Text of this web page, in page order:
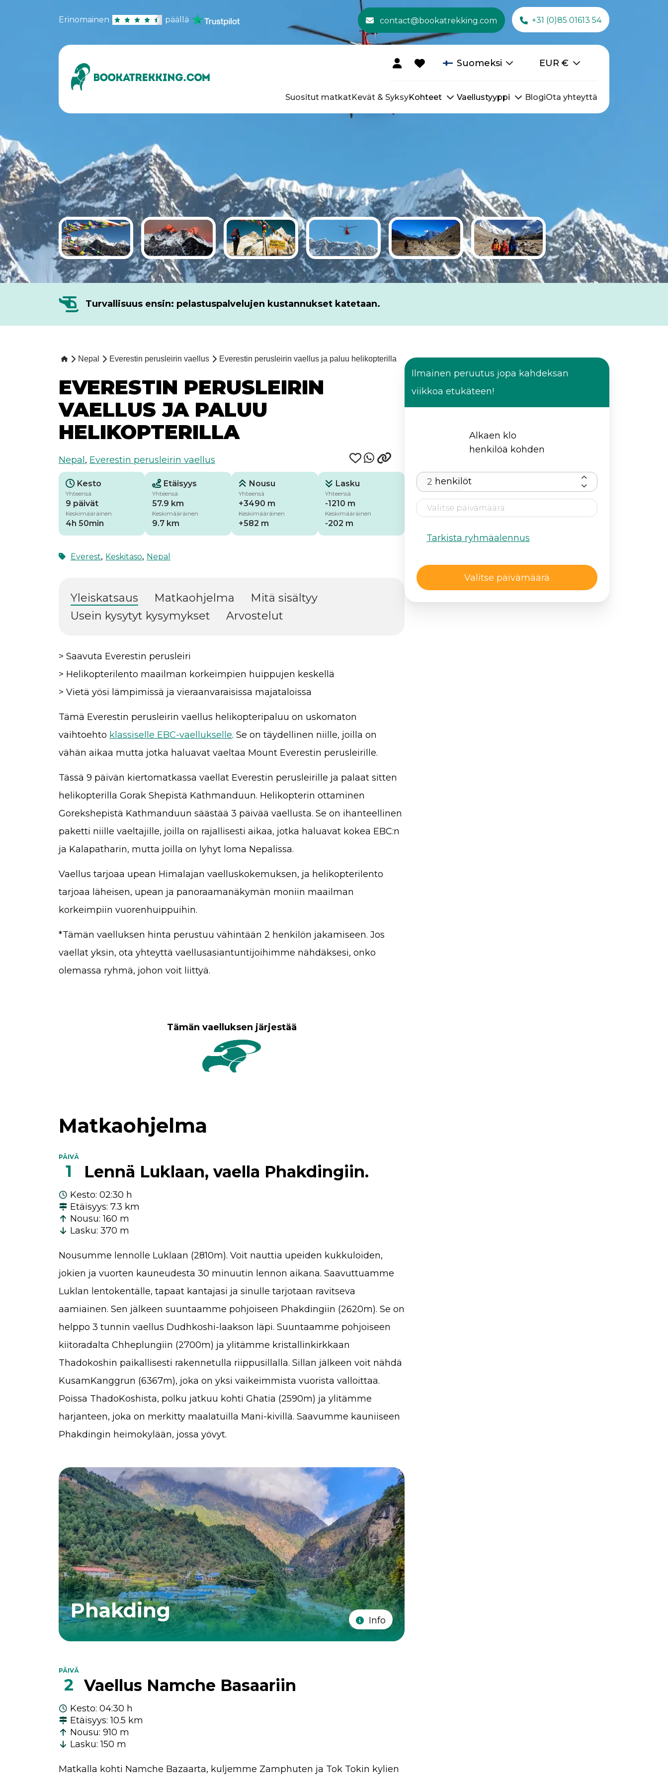
Erinomainen päällä contact@bookatrekking.com +31 (0)85 01613 54
Suomeksi EUR €
Suositut matkatKevät & SyksyKohteet Vaellustyyppi BlogiOta yhteyttä
Turvallisuus ensin: pelastuspalvelujen kustannukset katetaan.
Nepal Everestin perusleirin vaellus Everestin perusleirin vaellus ja paluu helikopterilla
EVERESTIN PERUSLEIRIN
VAELLUS JA PALUU
HELIKOPTERILLA
Nepal , Everestin perusleirin vaellus
Kesto
Yhteensä
9 päivät
Keskimääräinen
4h 50min
Etäisyys
Yhteensä
57.9 km
Keskimääräinen
9.7 km
Nousu
Yhteensä
+3490 m
Keskimääräinen
+582 m
Lasku
Yhteensä
-1210 m
Keskimääräinen
-202 m
Everest, Keskitaso, Nepal
Yleiskatsaus Matkaohjelma
Mitä sisältyy
Usein kysytyt kysymykset
Arvostelut
> Saavuta Everestin perusleiri
> Helikopterilento maailman korkeimpien huippujen keskellä
> Vietä yösi lämpimissä ja vieraanvaraisissa majataloissa
Tämä Everestin perusleirin vaellus helikopteripaluu on uskomaton
vaihtoehto klassiselle EBC-vaellukselle. Se on täydellinen niille, joilla on
vähän aikaa mutta jotka haluavat vaeltaa Mount Everestin perusleirille.
Tässä 9 päivän kiertomatkassa vaellat Everestin perusleirille ja palaat sitten
helikopterilla Gorak Shepistä Kathmanduun. Helikopterin ottaminen
Gorekshepistä Kathmanduun säästää 3 päivää vaellusta. Se on ihanteellinen
paketti niille vaeltajille, joilla on rajallisesti aikaa, jotka haluavat kokea EBC:n
ja Kalapatharin, mutta joilla on lyhyt loma Nepalissa.
Vaellus tarjoaa upean Himalajan vaelluskokemuksen, ja helikopterilento
tarjoaa läheisen, upean ja panoraamanäkymän moniin maailman
korkeimpiin vuorenhuippuihin.
*Tämän vaelluksen hinta perustuu vähintään 2 henkilön jakamiseen. Jos
vaellat yksin, ota yhteyttä vaellusasiantuntijoihimme nähdäksesi, onko
olemassa ryhmä, johon voit liittyä.
Tämän vaelluksen järjestää
Matkaohjelma
PÄIVÄ
1 Lennä Luklaan, vaella Phakdingiin.
Kesto: 02:30 h
Etäisyys: 7.3 km
Nousu: 160 m
Lasku: 370 m
Nousumme lennolle Luklaan (2810m). Voit nauttia upeiden kukkuloiden,
jokien ja vuorten kauneudesta 30 minuutin lennon aikana. Saavuttuamme
Luklan lentokentälle, tapaat kantajasi ja sinulle tarjotaan ravitseva
aamiainen. Sen jälkeen suuntaamme pohjoiseen Phakdingiin (2620m). Se on
helppo 3 tunnin vaellus Dudhkoshi-laakson läpi. Suuntaamme pohjoiseen
kiitoradalta Chheplungiin (2700m) ja ylitämme kristallinkirkkaan
Thadokoshin paikallisesti rakennetulla riippusillalla. Sillan jälkeen voit nähdä
KusamKanggrun (6367m), joka on yksi vaikeimmista vuorista valloittaa.
Poissa ThadoKoshista, polku jatkuu kohti Ghatia (2590m) ja ylitämme
harjanteen, joka on merkitty maalatuilla Mani-kivillä. Saavumme kauniiseen
Phakdingin heimokylään, jossa yövyt.
Phakding Info
PÄIVÄ
2 Vaellus Namche Basaariin
Kesto: 04:30 h
Etäisyys: 10.5 km
Nousu: 910 m
Lasku: 150 m
Matkalla kohti Namche Bazaarta, kuljemme Zamphuten ja Tok Tokin kylien
Ilmainen peruutus jopa kahdeksan
viikkoa etukäteen!
Alkaen klo
henkilöä kohden
henkilöt
Tarkista ryhmäalennus
Valitse päivämäärä